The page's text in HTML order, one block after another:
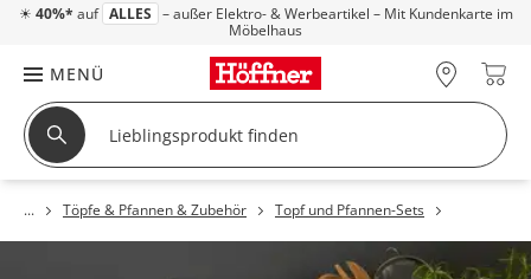
☀ 40%* auf ALLES – außer Elektro- & Werbeartikel – Mit Kundenkarte im
Möbelhaus
MENÜ
Töpfe & Pfannen & Zubehör Topf und Pfannen-Sets